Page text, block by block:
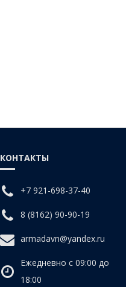
КОНТАКТЫ
+7 921-698-37-40
8 (8162) 90-90-19
armadavn@yandex.ru
Ежедневно с 09:00 до
18:00